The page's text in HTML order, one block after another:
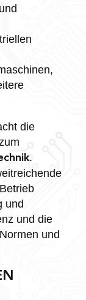
die
.
und
und die
und